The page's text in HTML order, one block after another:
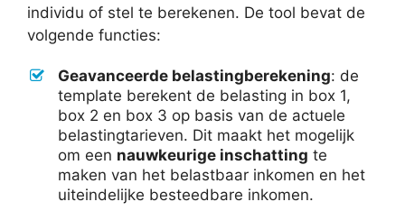
individu of stel te berekenen. De tool bevat de
volgende functies:
Geavanceerde belastingberekening: de
template berekent de belasting in box 1,
box 2 en box 3 op basis van de actuele
belastingtarieven. Dit maakt het mogelijk
om een nauwkeurige inschatting te
maken van het belastbaar inkomen en het
uiteindelijke besteedbare inkomen.